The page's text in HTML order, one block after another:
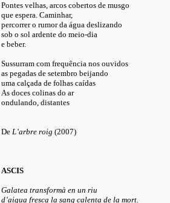
Pontes velhas, arcos cobertos de musgo
que espera. Caminhar,
percorrer o rumor da água deslizando
sob o sol ardente do meio-dia
e beber.
Sussurram com frequêncianos ouvidos
as pegadas de setembro beijando
uma calçada de folhas caídas
As doces colinas do ar
ondulando, distantes
De L’arbre roig (2007)
ASCIS
Galatea transformà en un riu
d’aigua fresca la sang calenta de la mort.